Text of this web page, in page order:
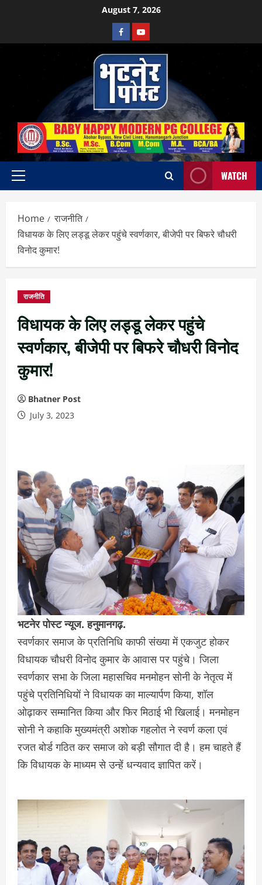
August 7, 2026
Facebook
Youtube
Primary
WATCH
Home
राजनीति
विधायक के लिए लड्डू लेकर पहुंचे स्वर्णकार, बीजेपी पर बिफरे चौधरी
विनोद कुमार!
राजनीति
विधायक के लिए लड्डू लेकर पहुंचे
स्वर्णकार, बीजेपी पर बिफरे चौधरी विनोद
कुमार!
Bhatner Post
July 3, 2023
भटनेर पोस्ट न्यूज. हनुमानगढ़.
स्वर्णकार समाज के प्रतिनिधि काफी संख्या में एकजुट होकर
विधायक चौधरी विनोद कुमार के आवास पर पहुंचे। जिला
स्वर्णकार सभा के जिला महासचिव मनमोहन सोनी के नेतृत्व में
पहुंचे प्रतिनिधियों ने विधायक का माल्यार्पण किया, शॉल
ओढ़ाकर सम्मानित किया और फिर मिठाई भी खिलाई। मनमोहन
सोनी ने कहाकि मुख्यमंत्री अशोक गहलोत ने स्वर्ण कला एवं
रजत बोर्ड गठित कर समाज को बड़ी सौगात दी है। हम चाहते हैं
कि विधायक के माध्यम से उन्हें धन्यवाद ज्ञापित करें।